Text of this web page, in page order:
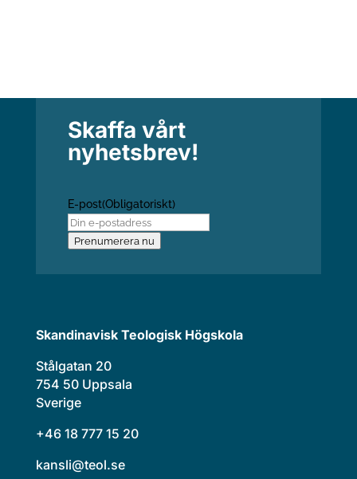
Skaffa vårt
nyhetsbrev!
E-post(Obligatoriskt)
Prenumerera nu
Skandinavisk Teologisk Högskola
Stålgatan 20
754 50 Uppsala
Sverige
+46 18 777 15 20
kansli@teol.se